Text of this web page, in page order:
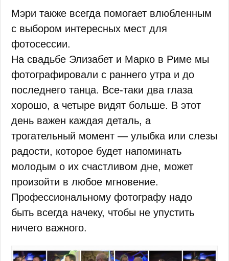
Мэри также всегда помогает влюбленным
с выбором интересных мест для
фотосессии.
На свадьбе Элизабет и Марко в Риме мы
фотографировали с раннего утра и до
последнего танца. Все-таки два глаза
хорошо, а четыре видят больше. В этот
день важен каждая деталь, а
трогательный момент — улыбка или слезы
радости, которое будет напоминать
молодым о их счастливом дне, может
произойти в любое мгновение.
Профессиональному фотографу надо
быть всегда начеку, чтобы не упустить
ничего важного.